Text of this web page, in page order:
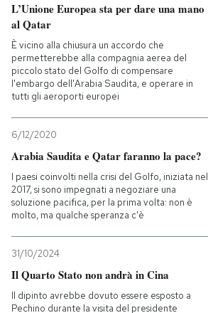
L’Unione Europea sta per dare una mano
al Qatar
È vicino alla chiusura un accordo che
permetterebbe alla compagnia aerea del
piccolo stato del Golfo di compensare
l'embargo dell'Arabia Saudita, e operare in
tutti gli aeroporti europei
6/12/2020
Arabia Saudita e Qatar faranno la pace?
I paesi coinvolti nella crisi del Golfo, iniziata nel
2017, si sono impegnati a negoziare una
soluzione pacifica, per la prima volta: non è
molto, ma qualche speranza c'è
31/10/2024
Il Quarto Stato non andrà in Cina
Il dipinto avrebbe dovuto essere esposto a
Pechino durante la visita del presidente